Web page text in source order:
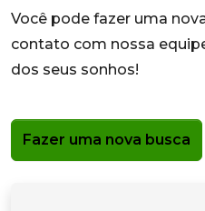
Você pode fazer uma
contato com nossa
dos seus sonhos!
Fazer uma nova busca